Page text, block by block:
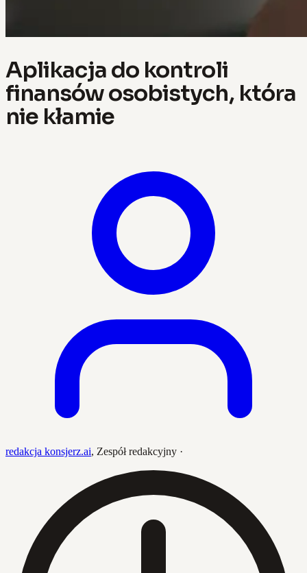
Aplikacja do kontroli
finansów osobistych, która
nie kłamie
redakcja konsjerz.ai, Zespół redakcyjny ·